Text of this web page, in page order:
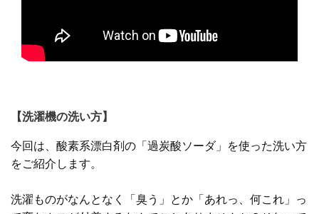
【洗濯機の洗い方】
今回は、酸素系漂白剤の「過炭酸ソーダ」を使った洗い方
をご紹介します。
洗濯ものがなんとなく「臭う」とか「あれっ、何これ」っ